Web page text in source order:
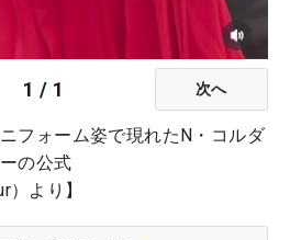
1 / 1 次へ
フォーム姿で現れたN・コルダ
の公式
）より】